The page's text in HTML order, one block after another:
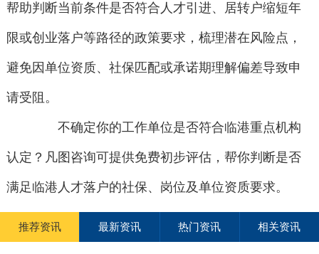
帮助判断当前条件是否符合人才引进、居转户缩短年
限或创业落户等路径的政策要求，梳理潜在风险点，
避免因单位资质、社保匹配或承诺期理解偏差导致申
请受阻。
不确定你的工作单位是否符合临港重点机构
认定？凡图咨询可提供免费初步评估，帮你判断是否
满足临港人才落户的社保、岗位及单位资质要求。
推荐资讯 最新资讯 热门资讯 相关资讯